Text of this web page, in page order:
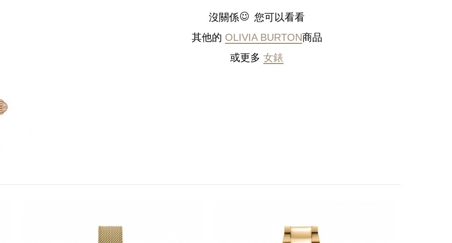
臺中國際機場(RMQ)
沒關係
您可以看看
其他的 OLIVIA BURTON商品
或更多 女錶